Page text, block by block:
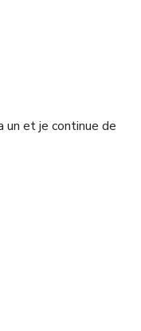
un et je continue de